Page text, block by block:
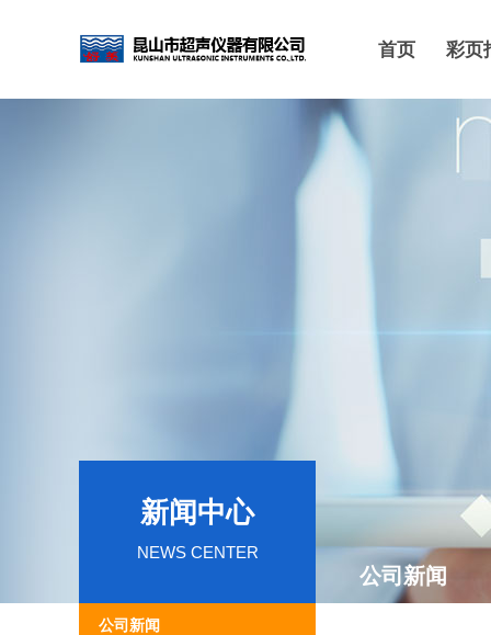
首页 彩页
新闻中心
NEWS CENTER
公司新闻
公司新闻